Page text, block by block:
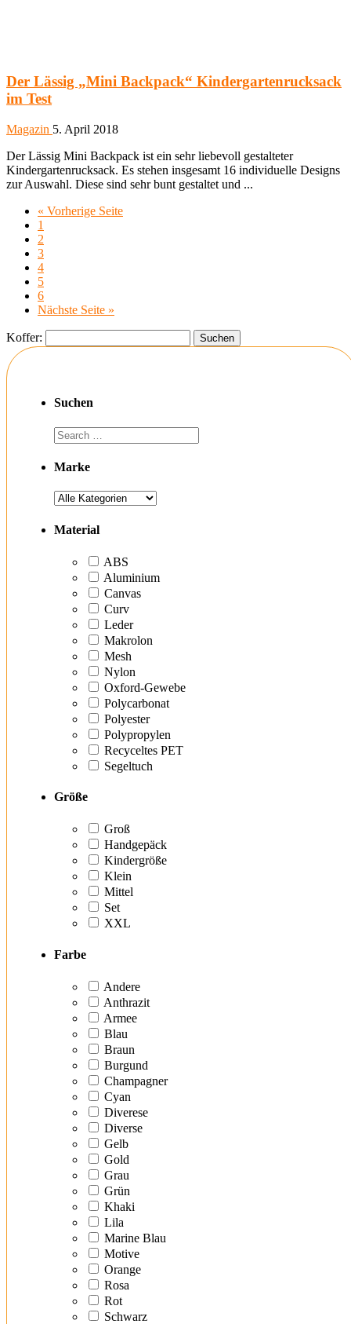
Der Lässig „Mini Backpack“ Kindergartenrucksack
im Test
Magazin 5. April 2018
Der Lässig Mini Backpack ist ein sehr liebevoll gestalteter
Kindergartenrucksack. Es stehen insgesamt 16 individuelle Designs
zur Auswahl. Diese sind sehr bunt gestaltet und ...
« Vorherige Seite
1
2
3
4
5
6
Nächste Seite »
Koffer:
Suchen
Marke
Material
ABS
Aluminium
Canvas
Curv
Leder
Makrolon
Mesh
Nylon
Oxford-Gewebe
Polycarbonat
Polyester
Polypropylen
Recyceltes PET
Segeltuch
Größe
Groß
Handgepäck
Kindergröße
Klein
Mittel
Set
XXL
Farbe
Andere
Anthrazit
Armee
Blau
Braun
Burgund
Champagner
Cyan
Diverese
Diverse
Gelb
Gold
Grau
Grün
Khaki
Lila
Marine Blau
Motive
Orange
Rosa
Rot
Schwarz